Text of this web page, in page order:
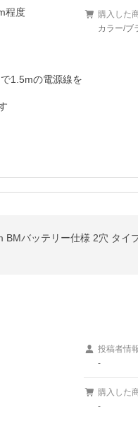
程度
1.5mの電源線を
購入した
カラー/ブ
バッテリー仕様 2穴 タイ
投稿者情
-
購入した
-